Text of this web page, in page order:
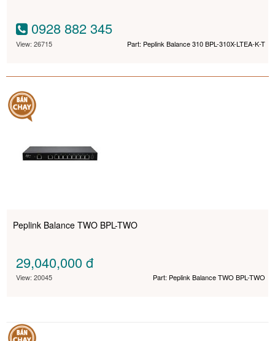
0928 882 345
View: 26715 Part: Peplink Balance 310 BPL-310X-LTEA-K-T
Peplink Balance TWO BPL-TWO
29,040,000đ
View: 20045 Part: Peplink Balance TWO BPL-TWO